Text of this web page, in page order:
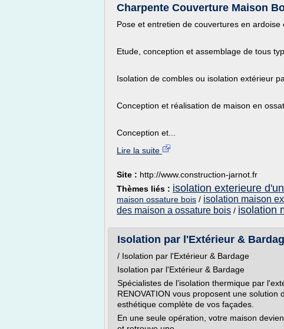
Charpente Couverture Maison
Pose et entretien de couvertures en ardoise
Etude, conception et assemblage de tous
Isolation de combles ou isolation extérieur
Conception et réalisation de maison en
Conception et...
Lire la suite
Site : http://www.construction-jarnot.fr
Thèmes liés : isolation exterieure
maison ossature bois / isolation maison
des maison a ossature bois / isolation
Isolation par l'Extérieur &
/ Isolation par l'Extérieur & Bardage
Isolation par l'Extérieur & Bardage
Spécialistes de l'isolation thermique par
RENOVATION vous proposent une
esthétique complète de vos façades.
En une seule opération, votre maison